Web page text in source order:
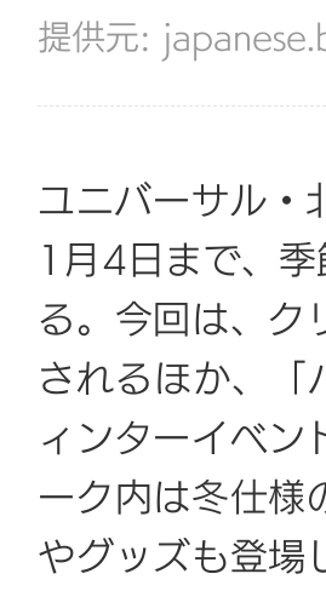
ユニバーサル
1月4日まで、
る。今回は、ク
されるほか、
ィンターイベン
ーク内は冬仕様
やグッズも登場